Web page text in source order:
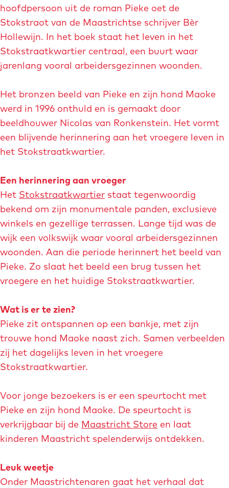
hoofdpersoon uit de roman Pieke oet de
Stokstraot van de Maastrichtse schrijver Bèr
Hollewijn. In het boek staat het leven in het
Stokstraatkwartier centraal, een buurt waar
jarenlang vooral arbeidersgezinnen woonden.
Het bronzen beeld van Pieke en zijn hond Maoke
werd in 1996 onthuld en is gemaakt door
beeldhouwer Nicolas van Ronkenstein. Het vormt
een blijvende herinnering aan het vroegere leven in
het Stokstraatkwartier.
Een herinnering aan vroeger
Het Stokstraatkwartier staat tegenwoordig
bekend om zijn monumentale panden, exclusieve
winkels en gezellige terrassen. Lange tijd was de
wijk een volkswijk waar vooral arbeidersgezinnen
woonden. Aan die periode herinnert het beeld van
Pieke. Zo slaat het beeld een brug tussen het
vroegere en het huidige Stokstraatkwartier.
Wat is er te zien?
Pieke zit ontspannen op een bankje, met zijn
trouwe hond Maoke naast zich. Samen verbeelden
zij het dagelijks leven in het vroegere
Stokstraatkwartier.
Voor jonge bezoekers is er een speurtocht met
Pieke en zijn hond Maoke. De speurtocht is
verkrijgbaar bij de Maastricht Store en laat
kinderen Maastricht spelenderwijs ontdekken.
Leuk weetje
Onder Maastrichtenaren gaat het verhaal dat